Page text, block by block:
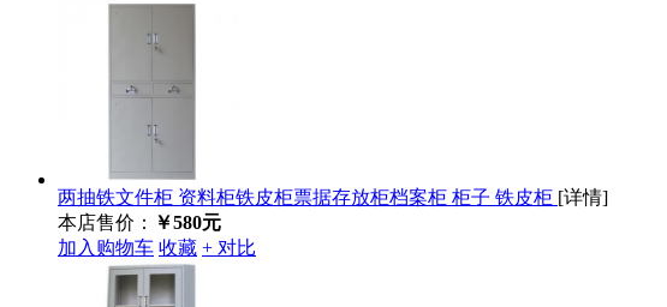
两抽铁文件柜 资料柜铁皮柜票据存放柜档案柜 柜子 铁皮柜 [详情]
本店售价： ￥580元
加入购物车 收藏 + 对比